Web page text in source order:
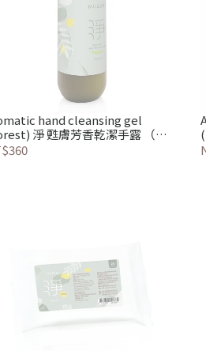
hand cleansing gel
淨 甦膚芳香乾潔手露 （森
）